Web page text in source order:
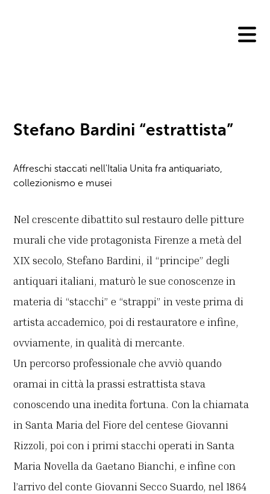
Stefano Bardini “estrattista”
Affreschi staccati nell'Italia Unita fra antiquariato,
collezionismo e musei
Nel crescente dibattito sul restauro delle pitture
murali che vide protagonista Firenze a metà del
XIX secolo, Stefano Bardini, il “principe” degli
antiquari italiani, maturò le sue conoscenze in
materia di “stacchi” e “strappi” in veste prima di
artista accademico, poi di restauratore e infine,
ovviamente, in qualità di mercante.
Un percorso professionale che avviò quando
oramai in città la prassi estrattista stava
conoscendo una inedita fortuna. Con la chiamata
in Santa Maria del Fiore del centese Giovanni
Rizzoli, poi con i primi stacchi operati in Santa
Maria Novella da Gaetano Bianchi, e infine con
l’arrivo del conte Giovanni Secco Suardo, nel 1864